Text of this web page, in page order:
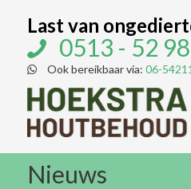
Last van
0513 - 52
Ook bereikbaar via: 06-
Nieuws